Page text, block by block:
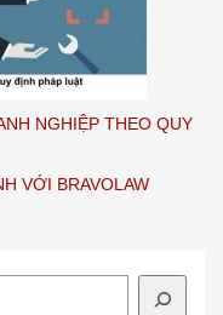
NGHIỆP THEO QUY
VỚI BRAVOLAW